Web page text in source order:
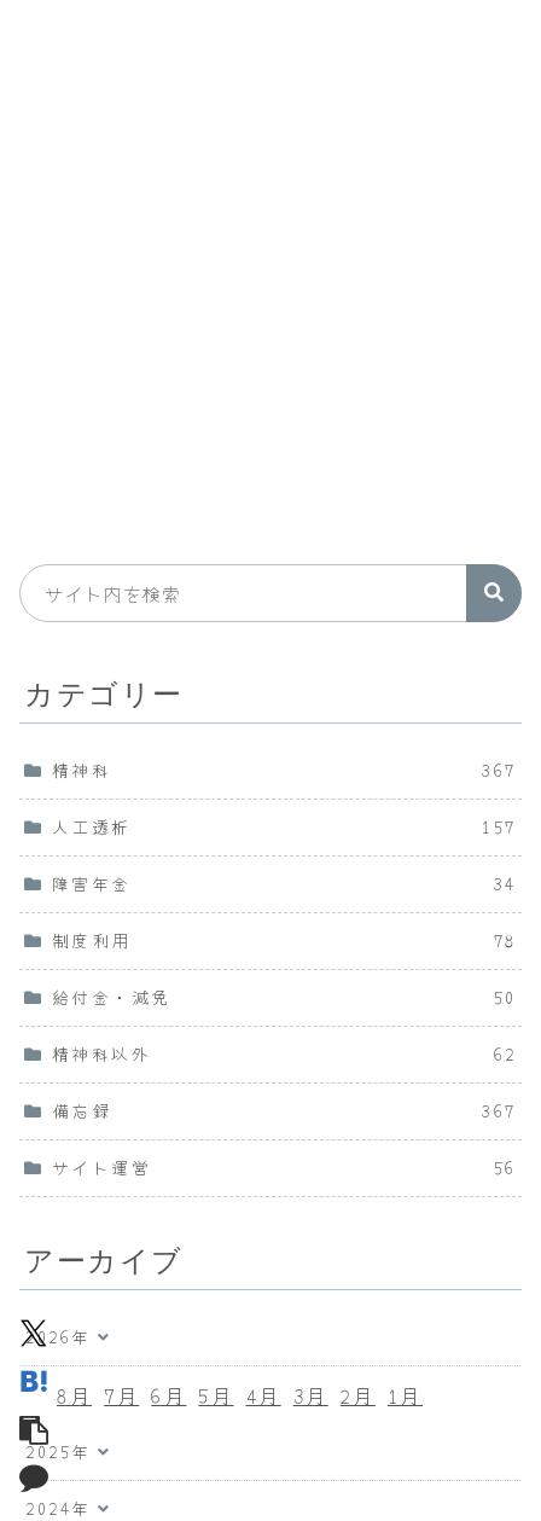
カテゴリー
精神科 367
人工透析 157
障害年金 34
制度利用 78
給付金・減免 50
精神科以外 62
備忘録 367
サイト運営 56
アーカイブ
2026年
8月 7月 6月 5月 4月 3月 2月 1月
2025年
2024年